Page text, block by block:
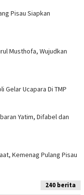
Pisau Siapkan
Musthofa, Wujudkan
Gelar Ucapara Di TMP
Yatim, Difabel dan
Kemenag Pulang Pisau
240 berita